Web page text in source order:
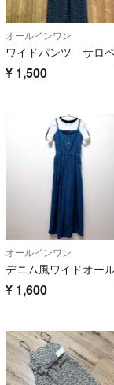
オールインワン
¥ 1,500
オールインワン
¥ 1,600